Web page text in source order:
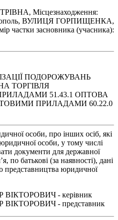
Місцезнаходження:
ВУЛИЦЯ ГОРПИЩЕНКА,
частки засновника (учасника):
ПОДОРОЖУВАНЬ
ТОРГІВЛЯ
51.43.1 ОПТОВА
ПРИЛАДАМИ 60.22.0
особи, про інших осіб, які
особи, у тому числі
документи для державної
по батькові (за наявності), дані
представництва юридичної
- керівник
- представник